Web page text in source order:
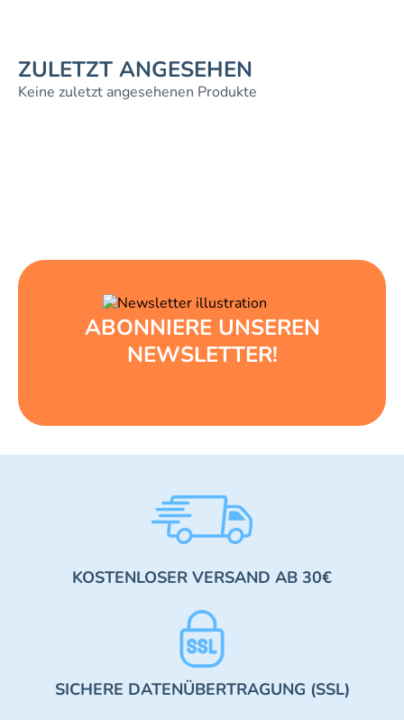
ZULETZT ANGESEHEN
Keine zuletzt angesehenen Produkte
ABONNIERE UNSEREN
NEWSLETTER!
KOSTENLOSER VERSAND AB 30€
SICHERE DATENÜBERTRAGUNG (SSL)